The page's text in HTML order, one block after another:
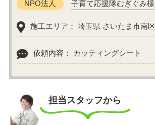
NPO法人 子育て応援隊むぎぐみ様
施工エリア： 埼玉県 さいたま市南区
依頼内容： カッティングシート
担当スタッフから